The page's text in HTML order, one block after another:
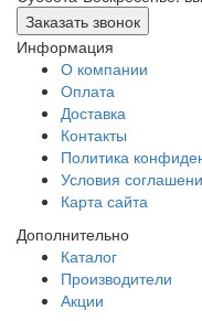
Заказать звонок
Информация
О компании
Оплата
Доставка
Контакты
Политика
Условия
Карта сайта
Дополнительно
Каталог
Производители
Акции